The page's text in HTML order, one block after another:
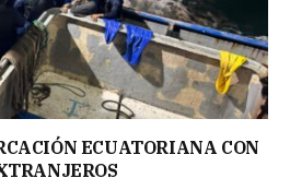
ECUATORIANA CON